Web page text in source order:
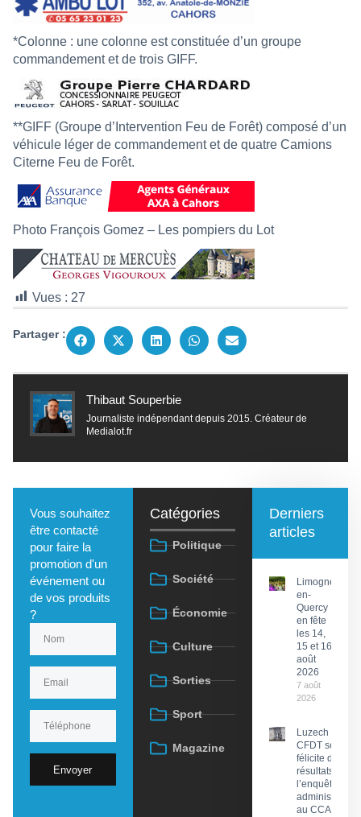
*Colonne : une colonne est constituée d’un groupe
commandement et de trois GIFF.
**GIFF (Groupe d’Intervention Feu de Forêt) composé d’un
véhicule léger de commandement et de quatre Camions
Citerne Feu de Forêt.
Photo François Gomez – Les pompiers du Lot
Vues : 27
Partager :
Thibaut Souperbie
Journaliste indépendant depuis 2015. Créateur de
Medialot.fr
Vous souhaitez
être contacté
pour faire la
promotion d'un
événement ou
de vos produits
?
Envoyer
Catégories
Politique
Société
Économie
Culture
Sorties
Sport
Magazine
Derniers
articles
Limogne-
en-
Quercy
en fête
les 14,
15 et 16
août
2026
7 août
2026
Luzech : La
CFDT se
félicite des
résultats de
l’enquête
administrative
au CCAS